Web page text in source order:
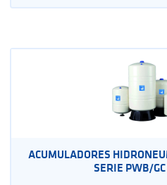
ACUMULADORES
SERIE PWB/